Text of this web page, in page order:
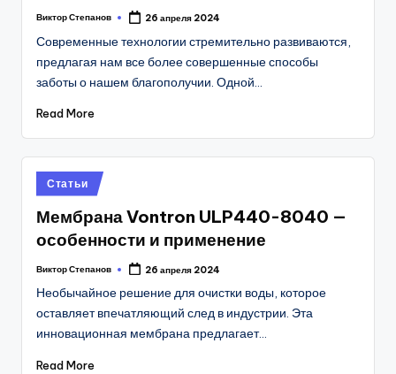
Posted
Виктор Степанов 26 апреля 2024
Современные технологии стремительно развиваются,
предлагая нам все более совершенные способы
заботы о нашем благополучии. Одной…
Read More
Posted
in
Статьи
Мембрана Vontron ULP440-8040 —
особенности и применение
Posted
Виктор Степанов 26 апреля 2024
Необычайное решение для очистки воды, которое
оставляет впечатляющий след в индустрии. Эта
инновационная мембрана предлагает…
Read More